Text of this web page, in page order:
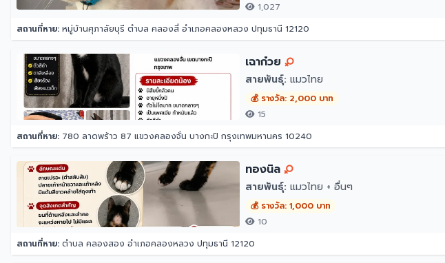
1,027
สถานที่หาย: หมู่บ้านศุภาลัยบุรี ตำบล คลองสี่ อำเภอคลองหลวง ปทุมธานี 12120
เฉาก๋วย
สายพันธุ์: แมวไทย
💰 รางวัล: 2,000 บาท
15
สถานที่หาย: 780 ลาดพร้าว 87 แขวงคลองจั่น บางกะปิ กรุงเทพมหานคร 10240
ทองนิล
สายพันธุ์: แมวไทย + อื่นๆ
💰 รางวัล: 1,000 บาท
10
สถานที่หาย: ตำบล คลองสอง อำเภอคลองหลวง ปทุมธานี 12120